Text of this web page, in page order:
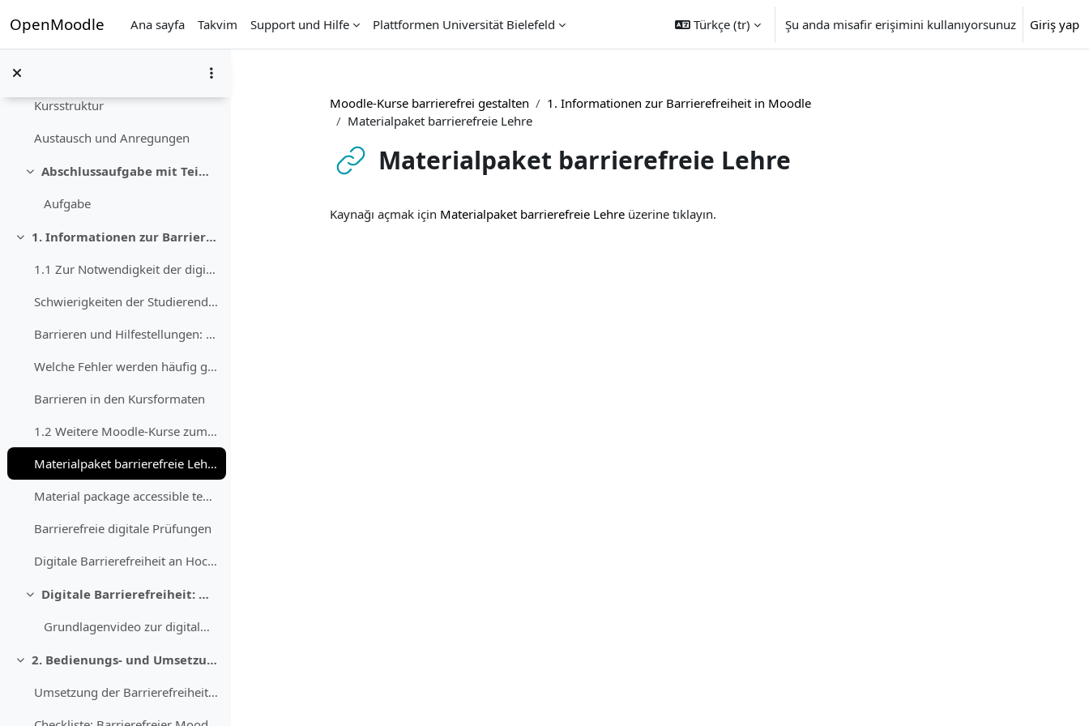
OpenMoodle Ana sayfa Takvim Support und Hilfe Plattformen Universität Bielefeld Türkçe ‎(tr)‎ Şu anda misafir erişimini kullanıyorsunuz Giriş yap
Daralt
Inhaltsverzeichnis Informationen zur Barrierefreih...
Kursstruktur
Austausch und Anregungen
Daralt
Abschlussaufgabe mit Teilnahmebescheinigung
Aufgabe
Daralt
1. Informationen zur Barrierefreiheit in Moodle
1.1 Zur Notwendigkeit der digitalen Barrierefreihe...
Schwierigkeiten der Studierenden mit Moodle
Barrieren und Hilfestellungen: eine Auflistung von Beispielen
Welche Fehler werden häufig gemacht?
Barrieren in den Kursformaten
1.2 Weitere Moodle-Kurse zum Thema digitale Barrie...
Materialpaket barrierefreie Lehre
Material package accessible teaching
Barrierefreie digitale Prüfungen
Digitale Barrierefreiheit an Hochschulen
Daralt
Digitale Barrierefreiheit: Grundlagen und Anwendungen im Hochschulkontext
Grundlagenvideo zur digitalen Barrierefreiheit
Daralt
2. Bedienungs- und Umsetzungshilfen
Umsetzung der Barrierefreiheit in Moodle Obwohl Mo...
Moodle-Kurse barrierefrei gestalten
1. Informationen zur Barrierefreiheit in Moodle
Materialpaket barrierefreie Lehre
Materialpaket barrierefreie Lehre
Kaynağı açmak için Materialpaket barrierefreie Lehreüzerine tıklayın.